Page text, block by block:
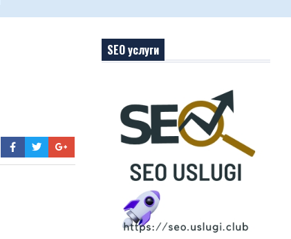
SEO услуги